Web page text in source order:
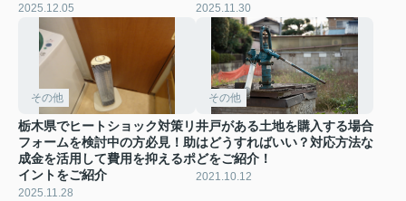
2025.12.05 2025.11.30
その他
栃木県でヒートショック対策リ
フォームを検討中の方必見！助
成金を活用して費用を抑えるポ
イントをご紹介
2025.11.28
その他
井戸がある土地を購入する場合
はどうすればいい？対応方法な
どをご紹介！
2021.10.12